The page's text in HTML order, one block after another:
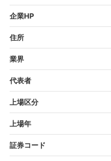
企業HP
住所
業界
代表者
上場区分
上場年
証券コード